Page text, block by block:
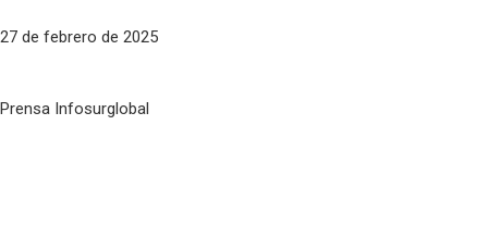
27 de febrero de 2025
Prensa Infosurglobal